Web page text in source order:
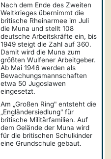
Nach dem Ende des Zweiten
Weltkrieges übernimmt die
britische Rheinarmee im Juli
die Muna und stellt 108
deutsche Arbeitskräfte ein, bis
1949 steigt die Zahl auf 360.
Damit wird die Muna zum
größten Wulfener Arbeitgeber.
Ab Mai 1946 werden als
Bewachungsmannschaften
etwa 50 Jugoslawen
eingesetzt.
Am „Großen Ring" entsteht die
„Engländersiedlung" für
britische Militärfamilien. Auf
dem Gelände der Muna wird
für die britischen Schulkinder
eine Grundschule gebaut.